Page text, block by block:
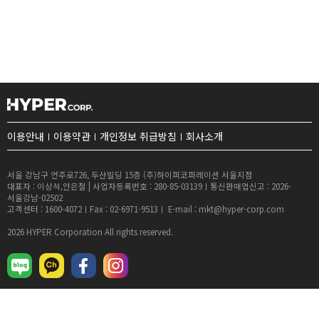
이용안내 이용약관 개인정보 취급방침 회사소개
서울 강남구 언주로726, 두산빌딩 15층 (주)하이퍼코퍼레이션 서울지점
대표자 : 이상석,안은철 | 사업자등록번호 : 280-85-03139ㅣ통신판매업신고 : 2026-
서울강남-02502
고객센터 : 1600-4072ㅣFax : 02-6971-9513ㅣ E-mail : mkt@hyper-corp.com